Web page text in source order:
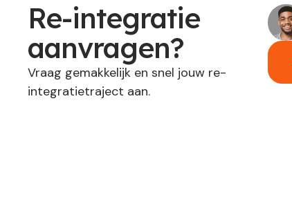
Re-integratie
aanvragen?
Vraag gemakkelijk en snel jouw re-
integratietraject aan.